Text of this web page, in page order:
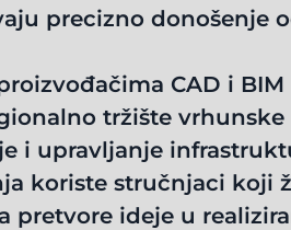
precizno donošenje
CAD i BIM
tržište vrhunske
i upravljanje
koriste stručnjaci koji
pretvore ideje u